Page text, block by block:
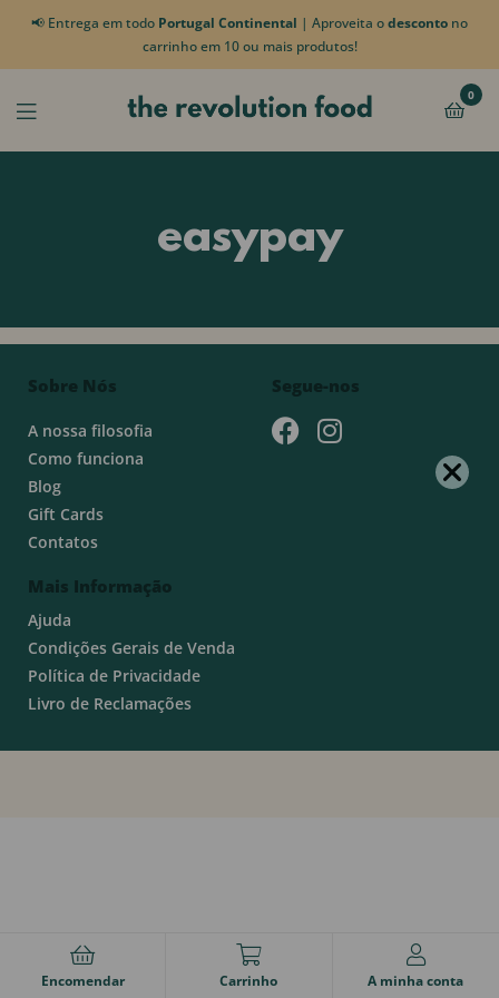
📢 Entrega em todo Portugal Continental | Aproveita odesconto no
carrinho em 10 ou mais produtos!
0
easypay
Sobre Nós
A nossa filosofia
Como funciona
Blog
Gift Cards
Contatos
Mais Informação
Ajuda
Condições Gerais de Venda
Política de Privacidade
Livro de Reclamações
Segue-nos
Encomendar Carrinho A minha conta